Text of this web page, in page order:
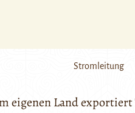
Stromleitung
eigenen Land